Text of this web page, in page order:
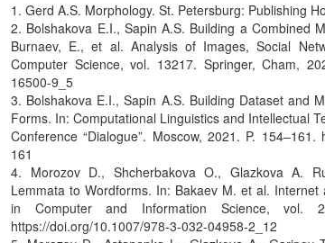
1. Gerd A.S. Morphology. St. Petersburg: Publishing
2. Bolshakova E.I., Sapin A.S. Building a Combined
Burnaev, E., et al. Analysis of Images, Social
Computer Science, vol. 13217. Springer, Cham,
16500-9_5
3. Bolshakova E.I., Sapin A.S. Building Dataset and
Forms. In: Computational Linguistics and Intellectual
Conference “Dialogue”. Moscow, 2021. P.
161
4. Morozov D., Shcherbakova O., Glazkova A.
Lemmata to Wordforms. In: Bakaev M. et al.
in Computer and Information Science, vol.
https://doi.org/10.1007/978-3-032-04958-2_12